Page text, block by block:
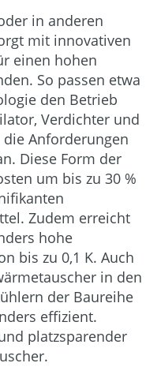
in anderen
mit innovativen
einen hohen
So passen etwa
den Betrieb
Verdichter und
Anforderungen
Diese Form der
um bis zu 30 %
Zudem erreicht
hohe
bis zu 0,1 K. Auch
in den
der Baureihe
effizient.
platzsparender